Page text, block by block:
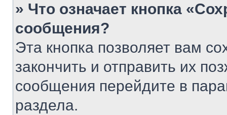
» Что означает кнопка
сообщения?
Эта кнопка позволяет вам
закончить и отправить их
сообщения перейдите в
раздела.